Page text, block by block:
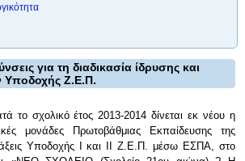
για τη διαδικασία ίδρυσης και
Υποδοχής Ζ.Ε.Π.
το σχολικό έτος 2013-2014 δίνεται εκ νέου η
μονάδες Πρωτοβάθμιας Εκπαίδευσης της
Υποδοχής Ι και ΙΙ Ζ.Ε.Π. μέσω ΕΣΠΑ, στο